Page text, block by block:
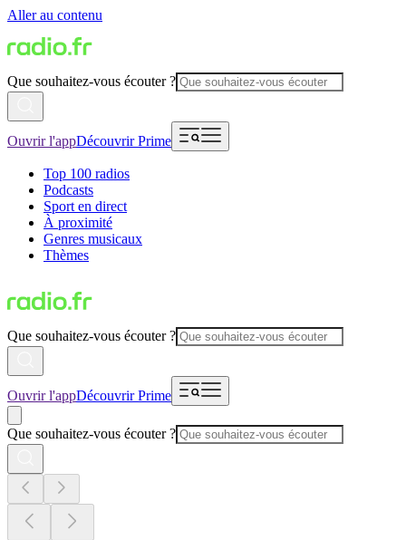
Aller au contenu
Que souhaitez-vous écouter ?
Ouvrir l'appDécouvrir Prime
Top 100 radios
Podcasts
Sport en direct
À proximité
Genres musicaux
Thèmes
Que souhaitez-vous écouter ?
Ouvrir l'appDécouvrir Prime
Que souhaitez-vous écouter ?